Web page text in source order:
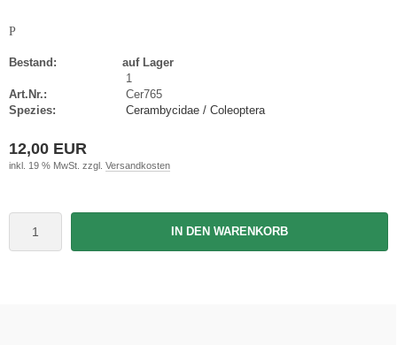
P
Bestand:
auf Lager
1
Art.Nr.:
Cer765
Spezies:
Cerambycidae / Coleoptera
12,00 EUR
inkl. 19 % MwSt. zzgl. Versandkosten
IN DEN WARENKORB